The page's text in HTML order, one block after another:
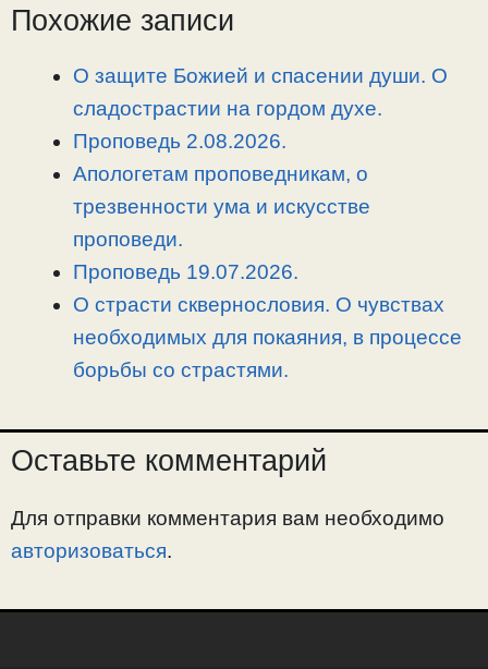
L
g
a
b
а
ь
Похожие записи
О защите Божией и спасении души. О
сладострастии на гордом духе.
Проповедь 2.08.2026.
Апологетам проповедникам, о
трезвенности ума и искусстве
проповеди.
Проповедь 19.07.2026.
О страсти сквернословия. О чувствах
необходимых для покаяния, в процессе
борьбы со страстями.
Оставьте комментарий
Для отправки комментария вам необходимо
авторизоваться.